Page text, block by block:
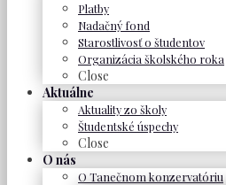
Platby
Nadačný fond
Starostlivosť o študentov
Organizácia školského roka
Close
Aktuálne
Aktuality zo školy
Študentské úspechy
Close
O nás
O Tanečnom konzervatóriu